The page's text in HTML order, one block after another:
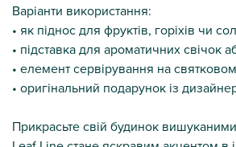
Варіанти використання:
• як піднос для фруктів, горіхів чи
• підставка для ароматичних свічок
• елемент сервірування на
• оригінальний подарунок із
Прикрасьте свій будинок